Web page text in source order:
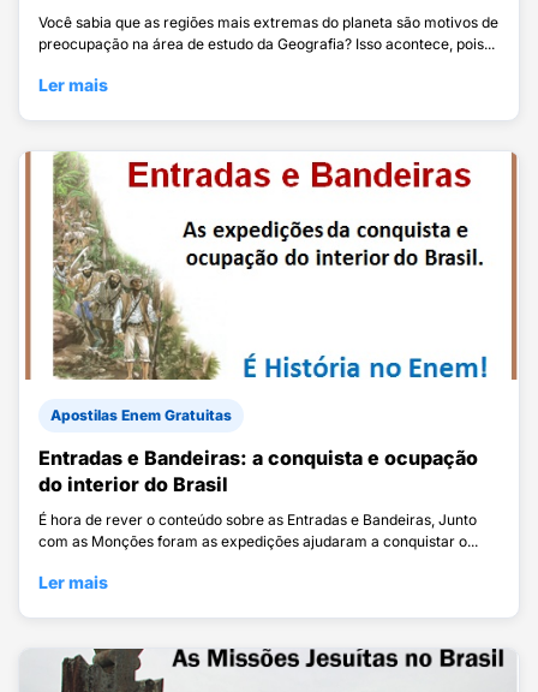
Você sabia que as regiões mais extremas do planeta são motivos de
preocupação na área de estudo da Geografia? Isso acontece, pois...
Ler mais
Apostilas Enem Gratuitas
Entradas e Bandeiras: a conquista e ocupação
do interior do Brasil
É hora de rever o conteúdo sobre as Entradas e Bandeiras, Junto
com as Monções foram as expedições ajudaram a conquistar o...
Ler mais